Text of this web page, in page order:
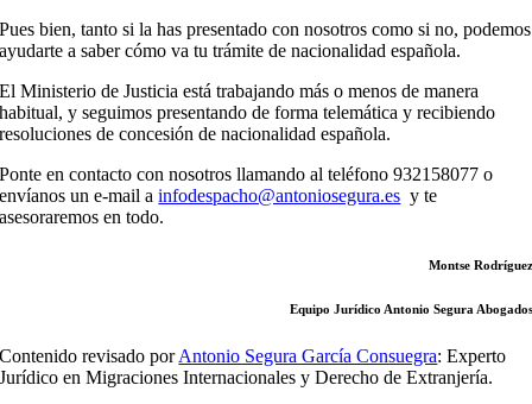
Pues bien, tanto si la has presentado con nosotros como si no, podemos
ayudarte a saber cómo va tu trámite de nacionalidad española.
El Ministerio de Justicia está trabajando más o menos de manera
habitual, y seguimos presentando de forma telemática y recibiendo
resoluciones de concesión de nacionalidad española.
Ponte en contacto con nosotros llamando al teléfono 932158077 o
envíanos un e-mail ainfodespacho@antoniosegura.es y te
asesoraremos en todo.
Montse Rodríguez
Equipo Jurídico Antonio Segura Abogados
Contenido revisado porAntonio Segura García Consuegra: Experto
Jurídico en Migraciones Internacionales y Derecho de Extranjería.